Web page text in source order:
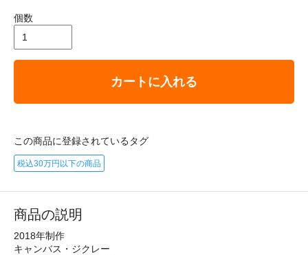
個数
カートに入れる
この商品に登録されているタグ
税込30万円以下の商品
商品の説明
2018年制作
キャンバス・ジクレー